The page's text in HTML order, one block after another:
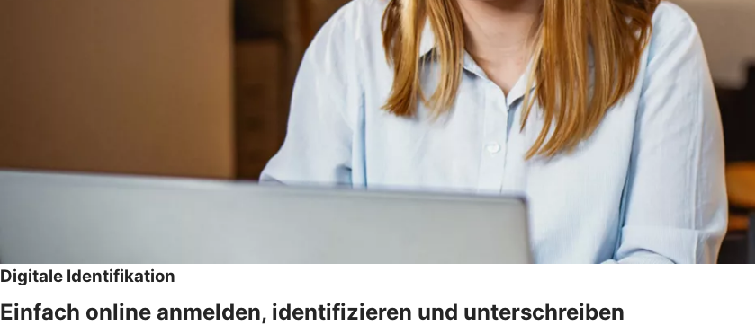
Digitale Identifikation
Einfach online anmelden, identifizieren und unterschreiben